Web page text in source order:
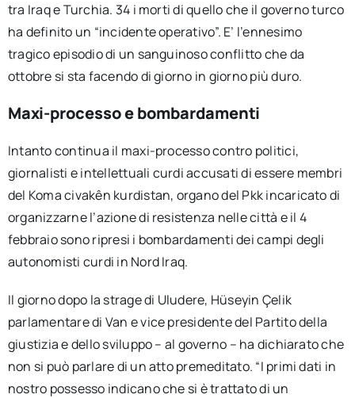
tra Iraq e Turchia. 34 i morti di quello che il governo turco
ha definito un “incidente operativo”. E’ l’ennesimo
tragico episodio di un sanguinoso conflitto che da
ottobre si sta facendo di giorno in giorno più duro.
Maxi-processo e bombardamenti
Intanto continua il maxi-processo contro politici,
giornalisti e intellettuali curdi accusati di essere membri
del Koma civakên kurdistan, organo del Pkk incaricato di
organizzarne l’azione di resistenza nelle città e il 4
febbraio sono ripresi i bombardamenti dei campi degli
autonomisti curdi in Nord Iraq.
Il giorno dopo la strage di Uludere, Hüseyin Çelik
parlamentare di Van e vice presidente del Partito della
giustizia e dello sviluppo – al governo – ha dichiarato che
non si può parlare di un atto premeditato. “I primi dati in
nostro possesso indicano che si è trattato di un